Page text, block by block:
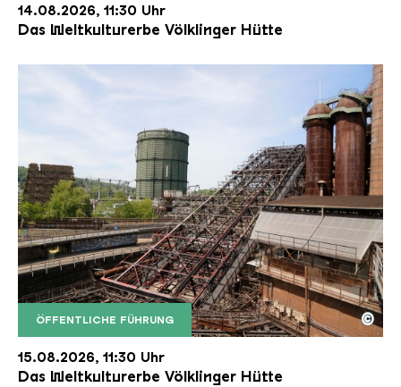
14.08.2026, 11:30 Uhr
Das Weltkulturerbe Völklinger Hütte
ÖFFENTLICHE FÜHRUNG
Der Erzschrägaufzug der Völklinger Hütte mit
Copyright: Weltkulturerbe Völklinger Hütte | Karl
©
15.08.2026, 11:30 Uhr
Das Weltkulturerbe Völklinger Hütte